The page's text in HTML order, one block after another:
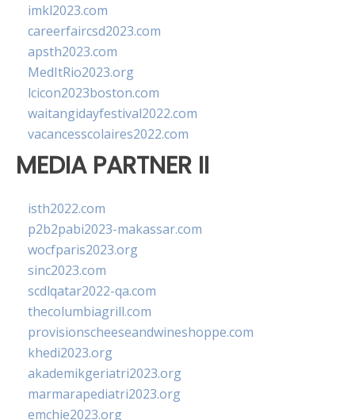
imkl2023.com
careerfaircsd2023.com
apsth2023.com
MedItRio2023.org
lcicon2023boston.com
waitangidayfestival2022.com
vacancesscolaires2022.com
MEDIA PARTNER II
isth2022.com
p2b2pabi2023-makassar.com
wocfparis2023.org
sinc2023.com
scdlqatar2022-qa.com
thecolumbiagrill.com
provisionscheeseandwineshoppe.com
khedi2023.org
akademikgeriatri2023.org
marmarapediatri2023.org
emchie2023.org